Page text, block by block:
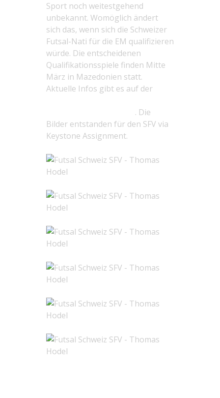
Sport noch weitestgehend
unbekannt. Womöglich ändert
sich das, wenn sich die Schweizer
Futsal-Nati für die EM qualifizieren
würde. Die entscheidenen
Qualifikationsspiele finden Mitte
März in Mazedonien statt.
Aktuelle Infos gibt es auf der
. Die
Bilder entstanden für den SFV via
Keystone Assignment.